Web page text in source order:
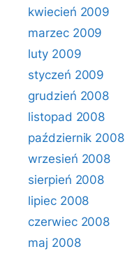
kwiecień 2009
marzec 2009
luty 2009
styczeń 2009
grudzień 2008
listopad 2008
październik 2008
wrzesień 2008
sierpień 2008
lipiec 2008
czerwiec 2008
maj 2008